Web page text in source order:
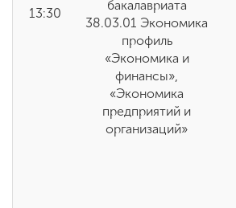
13:30
бакалавриата
38.03.01 Экономика
профиль
«Экономика и
финансы»,
«Экономика
предприятий и
организаций»